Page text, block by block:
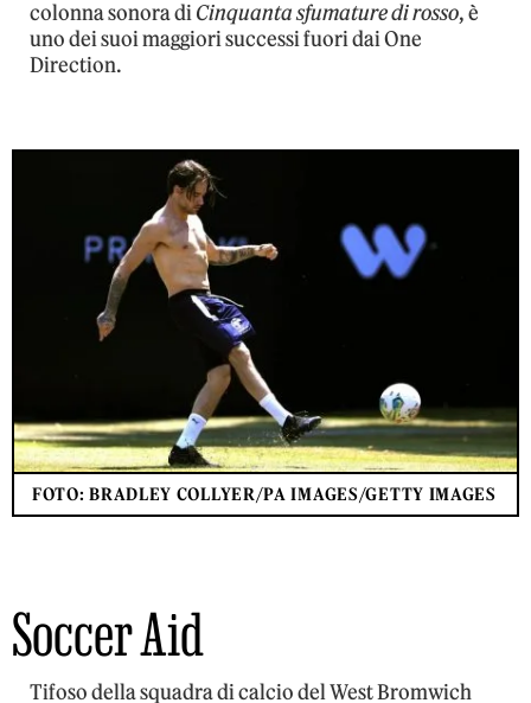
colonna sonora diCinquanta sfumature di rosso, è
uno dei suoi maggiori successi fuori dai One
Direction.
FOTO: BRADLEY COLLYER/PA IMAGES/GETTY IMAGES
Soccer Aid
Tifoso della squadra di calcio del West Bromwich